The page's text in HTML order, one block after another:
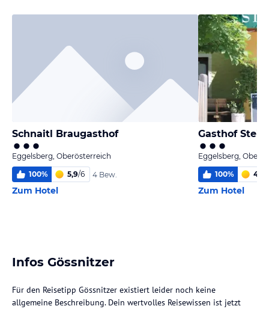
Schnaitl Braugasthof
Eggelsberg, Oberösterreich
100% 5,9/6 4 Bew.
Zum Hotel
Gasthof
Eggelsberg,
100% 4,9
Zum Hotel
Infos Gössnitzer
Für den Reisetipp Gössnitzer existiert leider noch keine
allgemeine Beschreibung. Dein wertvolles Reisewissen ist jetzt